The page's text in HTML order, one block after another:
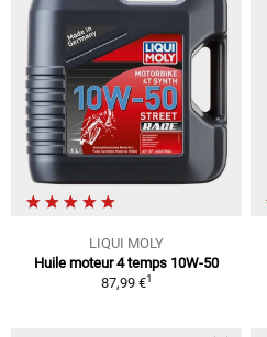
LIQUI MOLY
Huile moteur 4 temps 10W-50
87,99 €1